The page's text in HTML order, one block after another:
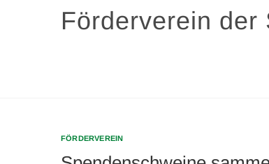
Förderverein der
FÖRDERVEREIN